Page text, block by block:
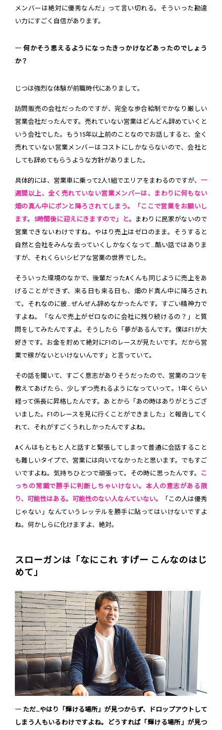
メンバーは絶対に優秀なんだ」って言い切れる。そういった勘違
い力にすごく自信があります。
― 何かそう思えるようになったきっかけなどあったのでしょう
か？
じつは強烈な体験が前職時代にありまして。
訪問販売の会社だったのですが、完全な歩合給制でかなり厳しい
営業会社だったんです。売れていない営業はどんどん辞めていくと
いう会社でした。もう15年以上前のことなのでお話しすると、全く
売れていない営業メンバーはコストにしかならないので、会社と
しても辞めてもらうような方針がありました。
具体的には、営業車に乗って2人1組でエリアをまわるのですが、 一
週間以上、全く売れていない営業メンバーは、まわりに何もない
畑の真ん中にポンと降ろされてしまう。「ここで営業をお願いし
ます。5時間後に迎えにきますので」と。
まわりに民家がないので
営業できないわけですね。やはり売上はゼロのまま。そうすると
自然と会社をみんな去っていくしかなくなって…酷い話ではありま
すが、それくらいシビアな営業の世界でした。
そういった環境のなかで、後輩だったAくんも同じように売上をあ
げることができず、来る日も来る日も、畑のド真ん中に降ろされ
て。それなのに彼…ぜんぜん辞めなかったんです。すごい精神力で
すよね。「なんで売上がゼロなのに会社に残り続けるの？」と質
問をしてみたんですよ。そうしたら「夢があるんです。僕はF1が大
好きです。お金を貯めて絶対にF1のレースが見たいです。だから営
業で稼がないといけないんです」と言っていて。
その話を聞いて、すごく意志がありそうだったので、営業のコツを
教えてあげたら、少しずつ売れるようになっていって。1年くらい
経って係長に昇格したんです。あとから「あの時はありがとうござ
いました。F1のレースを見に行くことができました」と報告してく
れて、それがすごくうれしかったんですよね。
Aくんはもともと人と話すと緊張してしまって普通に会話すること
も難しいタイプで、営業には向いてなかったと思います。でもすご
いですよね。気持ちひとつで頑張って。その時に思ったんです。
こ
っちの常識で勝手に判断しちゃいけない。本人の意志がある限
り、可能性はある。可能性のない人なんていない。
「この人は優秀
じゃない」なんていうレッテルを勝手に貼ってはいけないですよ
ね。何かしらに化けますよ、絶対。
スローガンは「なにこれ すげー こんなのはじ
めて」
― ただ…やはり「輝ける場所」が見つからず、ドロップアウトして
しまう人もいるわけですよね。どうすれば「輝ける場所」が見つ